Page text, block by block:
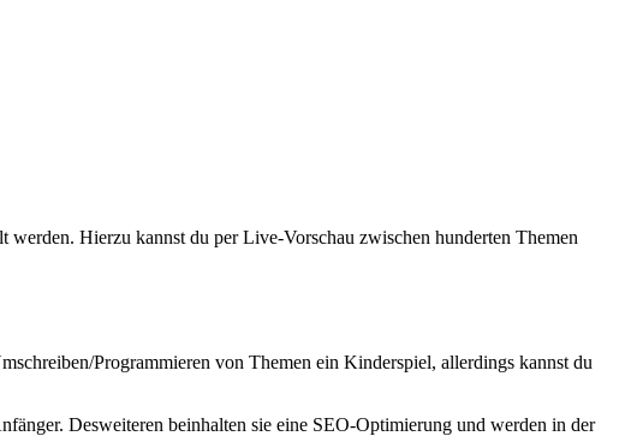
Hierzu kannst du per Live-Vorschau zwischen hunderten Themen
Programmieren von Themen ein Kinderspiel, allerdings kannst du
Desweiteren beinhalten sie eine SEO-Optimierung und werden in der